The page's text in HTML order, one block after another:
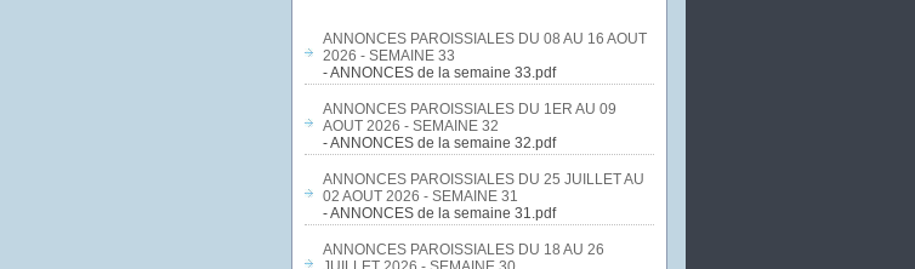
ANNONCES PAROISSIALES DU 08 AU 16 AOUT
2026 - SEMAINE 33
- ANNONCES de la semaine 33.pdf
ANNONCES PAROISSIALES DU 1ER AU 09
AOUT 2026 - SEMAINE 32
- ANNONCES de la semaine 32.pdf
ANNONCES PAROISSIALES DU 25 JUILLET AU
02 AOUT 2026 - SEMAINE 31
- ANNONCES de la semaine 31.pdf
ANNONCES PAROISSIALES DU 18 AU 26